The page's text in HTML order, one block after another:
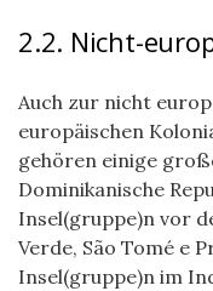
2.2. Nicht-
Auch zur nicht
europäischen
gehören einige
Dominikanische
Insel(gruppe)n vor
Verde, São Tomé e
Insel(gruppe)n im